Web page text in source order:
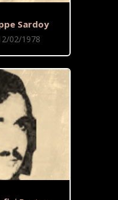
Sardoy
02/1978